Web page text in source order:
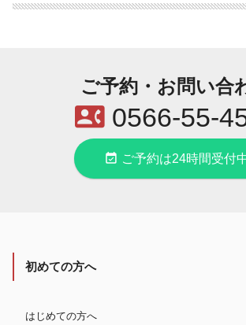
ご予約・お問い合
contact_phone0566-55-
event_available ご予約は24時間受付
初めての方へ
はじめての方へ